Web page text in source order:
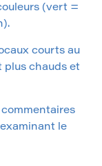
(vert =
courts au
plus chauds et
commentaires
le